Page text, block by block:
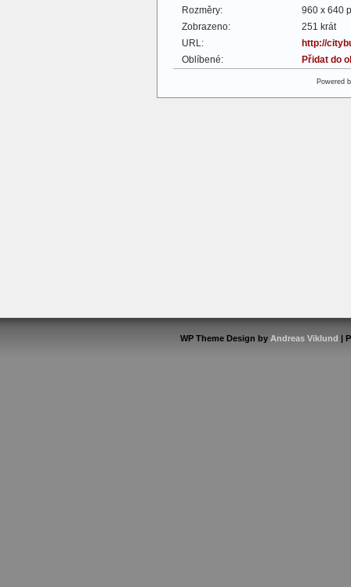
Rozměry:
960 x 640
Zobrazeno:
251 krát
URL:
http://
Oblíbené:
Přidat do
Powered
WP Theme Design by Andreas Viklund |